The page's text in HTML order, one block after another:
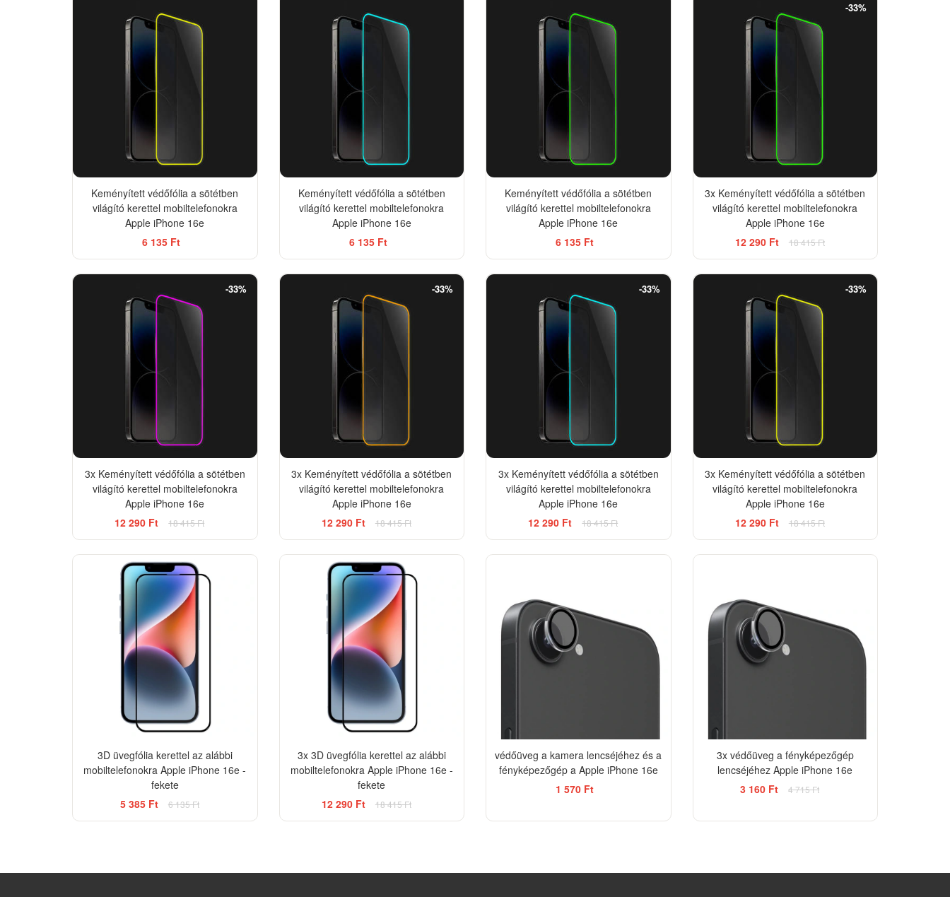
Keményített védőfólia a sötétben
világító kerettel mobiltelefonokra
Apple iPhone 16e
6 135 Ft
Keményített védőfólia a sötétben
világító kerettel mobiltelefonokra
Apple iPhone 16e
6 135 Ft
Keményített védőfólia a sötétben
világító kerettel mobiltelefonokra
Apple iPhone 16e
6 135 Ft
-33%
3x Keményített védőfólia a sötétben
világító kerettel mobiltelefonokra
Apple iPhone 16e
12 290 Ft
18 415 Ft
-33%
3x Keményített védőfólia a sötétben
világító kerettel mobiltelefonokra
Apple iPhone 16e
12 290 Ft
18 415 Ft
-33%
3x Keményített védőfólia a sötétben
világító kerettel mobiltelefonokra
Apple iPhone 16e
12 290 Ft
18 415 Ft
-33%
3x Keményített védőfólia a sötétben
világító kerettel mobiltelefonokra
Apple iPhone 16e
12 290 Ft
18 415 Ft
-33%
3x Keményített védőfólia a sötétben
világító kerettel mobiltelefonokra
Apple iPhone 16e
12 290 Ft
18 415 Ft
3D üvegfólia kerettel az alábbi
mobiltelefonokra Apple iPhone 16e -
fekete
5 385 Ft
6 135 Ft
3x 3D üvegfólia kerettel az alábbi
mobiltelefonokra Apple iPhone 16e -
fekete
12 290 Ft
18 415 Ft
védőüveg a kamera lencséjéhez és a
fényképezőgép a Apple iPhone 16e
1 570 Ft
3x védőüveg a fényképezőgép
lencséjéhez Apple iPhone 16e
3 160 Ft
4 715 Ft